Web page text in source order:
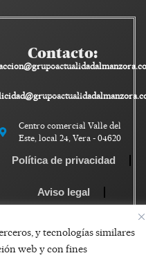
y tecnologías similares
web y con fines
Contacto:
Centro comercial Valle del
Este, local 24, Vera - 04620
Política de privacidad
Aviso legal